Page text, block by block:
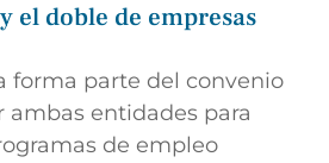
el doble de empresas
forma parte del convenio
ambas entidades para
de empleo